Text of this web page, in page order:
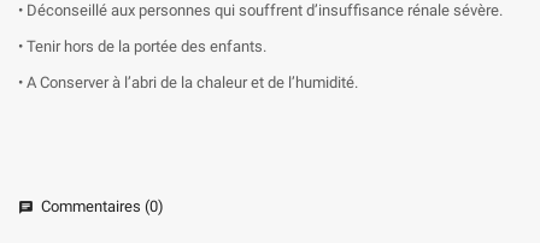
• Déconseillé aux personnes qui souffrent d’insuffisance rénale sévère.
• Tenir hors de la portée des enfants.
• A Conserver à l’abri de la chaleur et de l’humidité.
chat Commentaires (0)